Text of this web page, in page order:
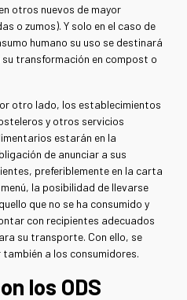
otros nuevos de mayor
o zumos). Y solo en el caso de
humano su uso se destinará
transformación en compost o
otro lado, los establecimientos
y otros servicios
estarán en la
de anunciar a sus
preferiblemente en la carta
la posibilidad de llevarse
que no se ha consumido y
con recipientes adecuados
su transporte. Con ello, se
a los consumidores.
los ODS